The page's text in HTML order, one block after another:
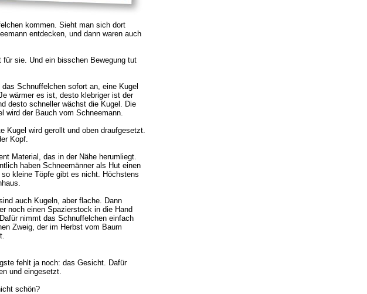
kommen. Sieht man sich dort
entdecken, und dann waren auch
sie. Und ein bisschen Bewegung tut
Schnuffelchen sofort an, eine Kugel
wärmer es ist, desto klebriger ist der
desto schneller wächst die Kugel. Die
wird der Bauch vom Schneemann.
Kugel wird gerollt und oben draufgesetzt.
Kopf.
Material, das in der Nähe herumliegt.
haben Schneemänner als Hut einen
so kleine Töpfe gibt es nicht. Höchstens
auch Kugeln, aber flache. Dann
noch einen Spazierstock in die Hand
nimmt das Schnuffelchen einfach
Zweig, der im Herbst vom Baum
fehlt ja noch: das Gesicht. Dafür
und eingesetzt.
schön?